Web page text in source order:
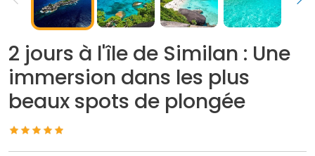
2 jours à l'île de Similan : Une
immersion dans les plus
beaux spots de plongée